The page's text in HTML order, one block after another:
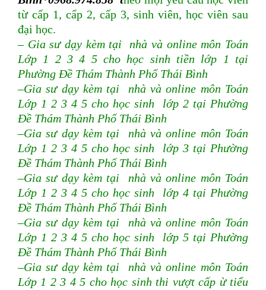
từ cấp 1, cấp 2, cấp 3, sinh viên, học viên sau
đại học.
– Gia sư dạy kèm tại nhà và online môn Toán
Lớp 1 2 3 4 5 cho học sinh tiền lớp 1 tại
Phường Đề Thám Thành Phố Thái Bình
–Gia sư dạy kèm tại nhà và online môn Toán
Lớp 1 2 3 4 5 cho học sinh lớp 2 tại Phường
Đề Thám Thành Phố Thái Bình
–Gia sư dạy kèm tại nhà và online môn Toán
Lớp 1 2 3 4 5 cho học sinh lớp 3 tại Phường
Đề Thám Thành Phố Thái Bình
–Gia sư dạy kèm tại nhà và online môn Toán
Lớp 1 2 3 4 5 cho học sinh lớp 4 tại Phường
Đề Thám Thành Phố Thái Bình
–Gia sư dạy kèm tại nhà và online môn Toán
Lớp 1 2 3 4 5 cho học sinh lớp 5 tại Phường
Đề Thám Thành Phố Thái Bình
–Gia sư dạy kèm tại nhà và online môn Toán
Lớp 1 2 3 4 5 cho học sinh thi vượt cấp ừ tiểu